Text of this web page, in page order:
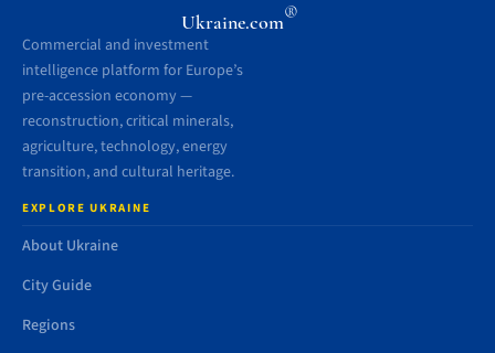
Ukraine.com®
Commercial and investment
intelligence platform for Europe’s
pre-accession economy —
reconstruction, critical minerals,
agriculture, technology, energy
transition, and cultural heritage.
EXPLORE UKRAINE
About Ukraine
City Guide
Regions